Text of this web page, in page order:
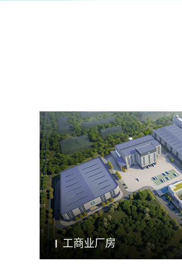
工商业厂房